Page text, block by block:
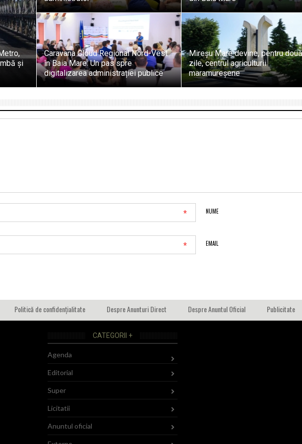
și
Caravana Cloud Regional Nord-Vest
în Baia Mare: Un pas spre
digitalizarea administrației publice
Mireșu Mare devine, pentru
zile, centrul agriculturii
maramureșene
NUME
*
EMAIL
*
Politică de confidențialitate Despre Anunturi Direct Despre Anuntul Oficial Publicitate
CATEGORII +
Agenda
Editorial
Super
Licitatii
Anuntul oficial